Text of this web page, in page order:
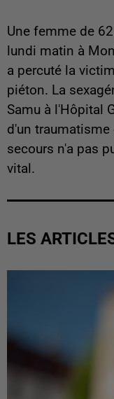
Une femme de
lundi matin à
a percuté la
piéton. La
Samu à l'Hôpital
d'un
secours n'a pas
vital.
LES